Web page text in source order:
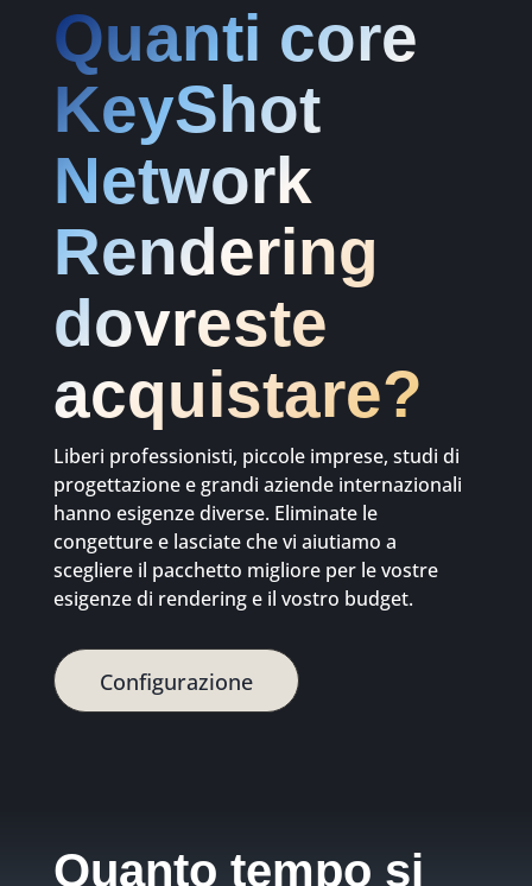
Quanti core
KeyShot
Network
Rendering
dovreste
acquistare?
Liberi professionisti, piccole imprese, studi di
progettazione e grandi aziende internazionali
hanno esigenze diverse. Eliminate le
congetture e lasciate che vi aiutiamo a
scegliere il pacchetto migliore per le vostre
esigenze di rendering e il vostro budget.
Configurazione
Quanto tempo si